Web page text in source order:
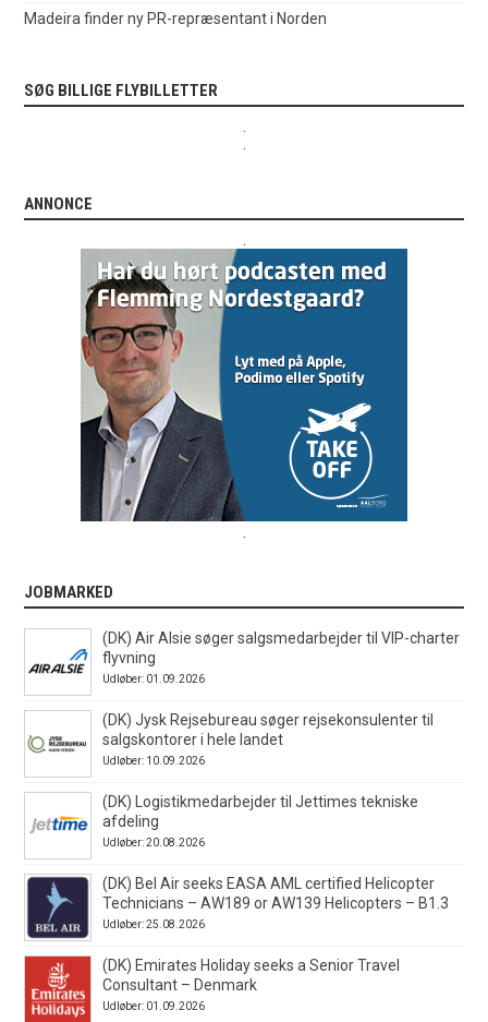
Madeira finder ny PR-repræsentant i Norden
SØG BILLIGE FLYBILLETTER
ANNONCE
JOBMARKED
(DK) Air Alsie søger salgsmedarbejder til VIP-charter
flyvning
Udløber: 01.09.2026
(DK) Jysk Rejsebureau søger rejsekonsulenter til
salgskontorer i hele landet
Udløber: 10.09.2026
(DK) Logistikmedarbejder til Jettimes tekniske
afdeling
Udløber: 20.08.2026
(DK) Bel Air seeks EASA AML certified Helicopter
Technicians – AW189 or AW139 Helicopters – B1.3
Udløber: 25.08.2026
(DK) Emirates Holiday seeks a Senior Travel
Consultant – Denmark
Udløber: 01.09.2026